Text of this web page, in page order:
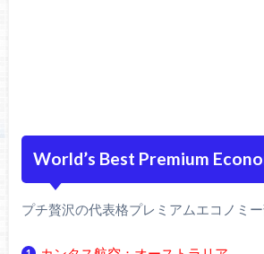
World’s Best Premium
プチ贅沢の代表格プレミアムエコノミー